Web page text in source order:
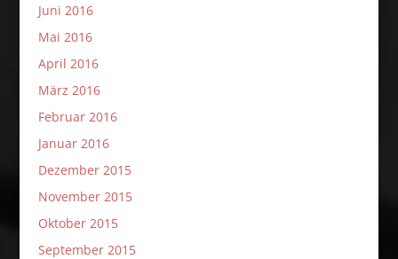
Juni 2016
Mai 2016
April 2016
März 2016
Februar 2016
Januar 2016
Dezember 2015
November 2015
Oktober 2015
September 2015